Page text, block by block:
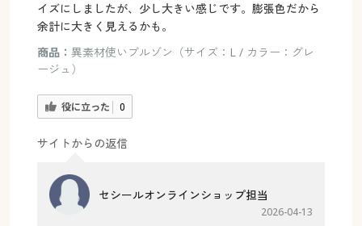
イズにしましたが、少し大きい感じです。膨張色だから
余計に大きく見えるかも。
商品： 異素材使いブルゾン（サイズ：L / カラー：グレ
ージュ）
役に立った 0
サイトからの返信
セシールオンラインショップ担当
2026-04-13